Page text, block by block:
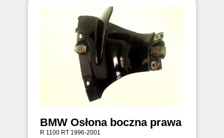
BMW Osłona boczna prawa
R 1100 RT 1996-2001